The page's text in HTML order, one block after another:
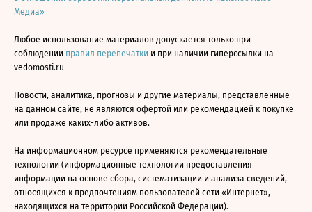
Медиа»
Любое использование материалов допускается только при
соблюдении правил перепечатки и при наличии гиперссылки на
vedomosti.ru
Новости, аналитика, прогнозы и другие материалы, представленные
на данном сайте, не являются офертой или рекомендацией к покупке
или продаже каких-либо активов.
На информационном ресурсе применяются рекомендательные
технологии (информационные технологии предоставления
информации на основе сбора, систематизации и анализа сведений,
относящихся к предпочтениям пользователей сети «Интернет»,
находящихся на территории Российской Федерации).